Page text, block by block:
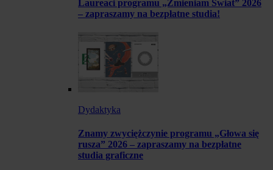
Laureaci programu „Zmieniam Świat” 2026
– zapraszamy na bezpłatne studia!
Dydaktyka
Znamy zwyciężczynie programu „Głowa się
rusza” 2026 – zapraszamy na bezpłatne
studia graficzne